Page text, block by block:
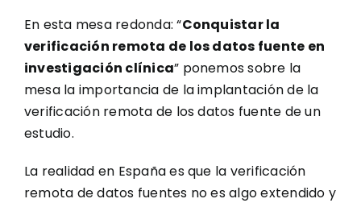
En esta mesa redonda: “Conquistar la
verificación remota de los datos fuente en
investigación clínica” ponemos sobre la
mesa la importancia de la implantación de la
verificación remota de los datos fuente de un
estudio.
La realidad en España es que la verificación
remota de datos fuentes no es algo extendido y